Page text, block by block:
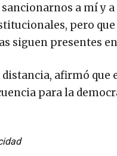
a mí y
pero
siguen presentes
afirmó que
para la